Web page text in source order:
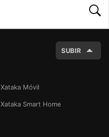
SUBIR
Xataka Móvil
Xataka Smart Home